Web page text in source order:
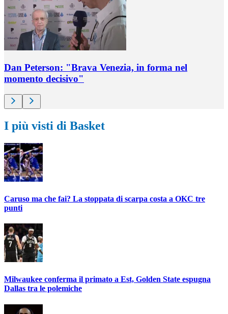
Dan Peterson: "Brava Venezia, in forma nel
momento decisivo"
I più visti di Basket
Caruso ma che fai? La stoppata di scarpa costa a OKC tre
punti
Milwaukee conferma il primato a Est, Golden State espugna
Dallas tra le polemiche